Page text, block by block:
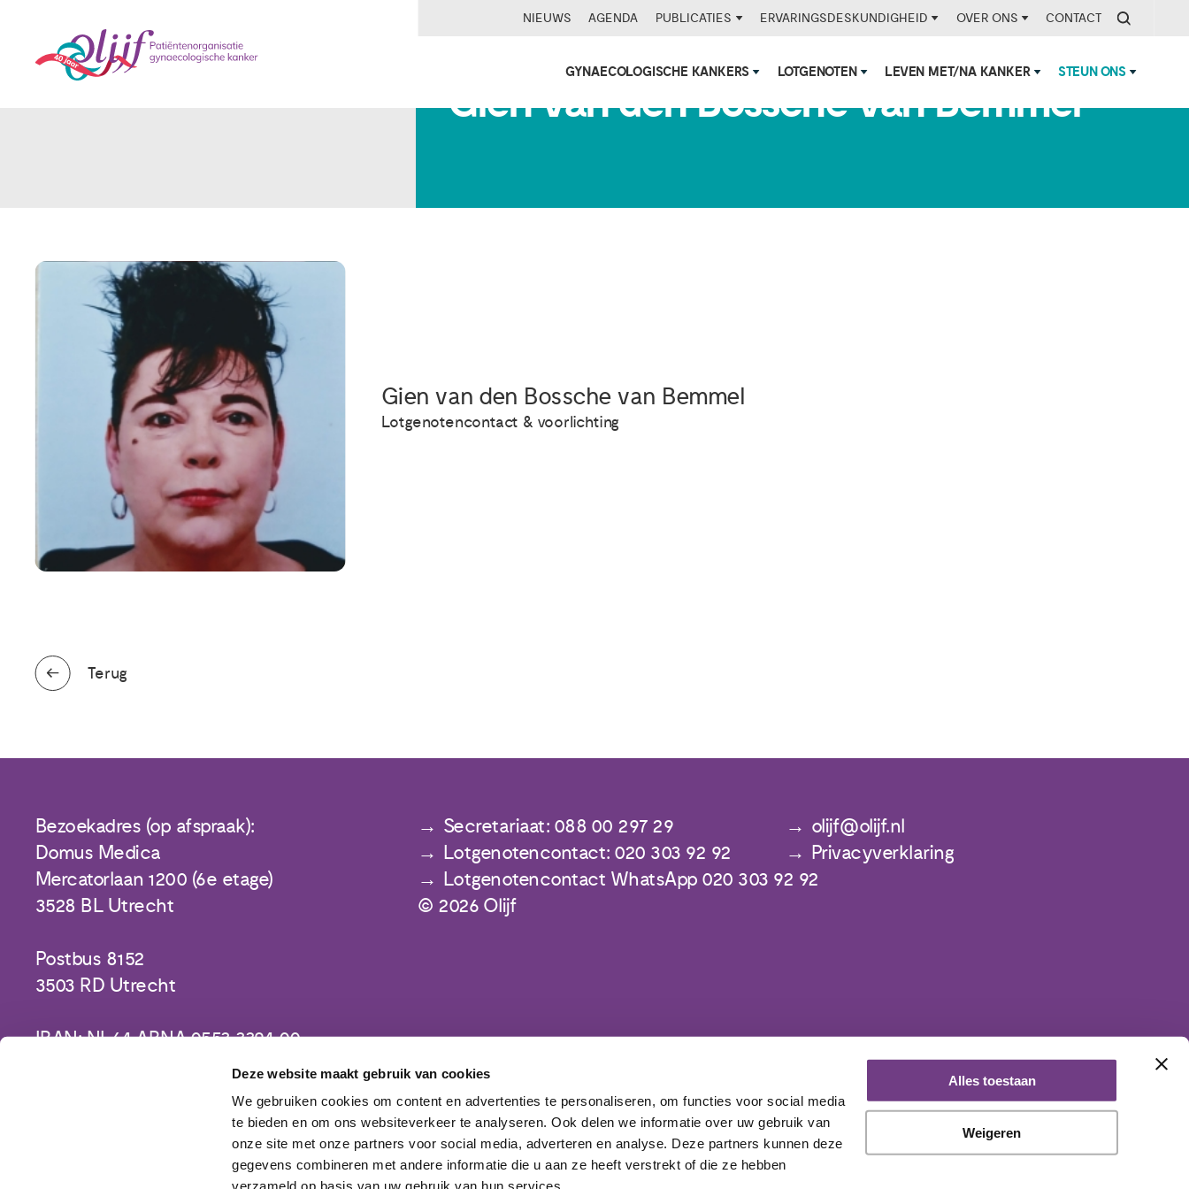
Deze website maakt gebruik van cookies
We gebruiken cookies om content en advertenties te personaliseren, om functies voor social media
te bieden en om ons websiteverkeer te analyseren. Ook delen we informatie over uw gebruik van
onze site met onze partners voor social media, adverteren en analyse. Deze partners kunnen deze
gegevens combineren met andere informatie die u aan ze heeft verstrekt of die ze hebben
verzameld op basis van uw gebruik van hun services.
Alles toestaan
Weigeren
NIEUWS AGENDA PUBLICATIES ERVARINGSDESKUNDIGHEID OVER ONS CONTACT
GYNAECOLOGISCHE KANKERS LOTGENOTEN LEVEN MET/NA KANKER STEUN ONS
Gien van den Bossche van Bemmel
Gien van den Bossche van Bemmel
Lotgenotencontact & voorlichting
Terug
Bezoekadres (op afspraak):
Domus Medica
Mercatorlaan 1200 (6e etage)
3528 BL Utrecht
Postbus 8152
3503 RD Utrecht
IBAN: NL64 ABNA 0553 3394 00
Secretariaat: 088 00 297 29
olijf@olijf.nl
Lotgenotencontact: 020 303 92 92
Privacyverklaring
Lotgenotencontact WhatsApp 020 303 92 92
© 2026 Olijf
Meld je aan voor de nieuwsbrief